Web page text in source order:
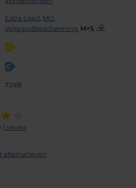
Extra Load MO
Velgrandbescherming
,
C
C
72dB
1 review
alternatieven